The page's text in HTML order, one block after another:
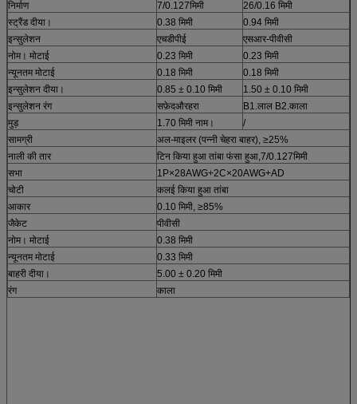
निर्माण
7/0.127मिमी
26/0.16 मिमी
स्ट्रैंड दीया।
0.38 मिमी
0.94 मिमी
इन्सुलेशन
एचडीपीई
एसआर-पीवीसी
नोम। मोटाई
0.23 मिमी
0.23 मिमी
न्यूनतम मोटाई
0.18 मिमी
0.18 मिमी
इन्सुलेशन दीया।
0.85 ± 0.10 मिमी
1.50 ± 0.10 मिमी
इन्सुलेशन रंग
सफ़ेदऔरहरा
B1.लाल B2.काला
मुड़
1.70 मिमी नाम।
/
सामग्री
अल-माइलर (पन्नी चेहरा बाहर), ≥25%
नाली की तार
टिन किया हुआ तांबा फंसा हुआ,7/0.127मिमी
सभा
1P×28AWG+2C×20AWG+AD
चोटी
कलई किया हुआ तांबा
आकार
0.10 मिमी, ≥85%
जैकेट
पीवीसी
नोम। मोटाई
0.38 मिमी
न्यूनतम मोटाई
0.33 मिमी
बाहरी दीया।
5.00 ± 0.20 मिमी
रंग
काला